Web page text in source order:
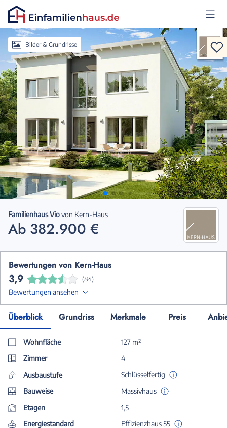
AnmeldenBilder & Grundrisse
Familienhaus Viovon Kern-Haus
Ab 382.900 €
Bewertungen von Kern-Haus
3,9 (84)
Bewertungen ansehen
Überblick Grundriss Merkmale Preis
Wohnfläche
127 m²
Zimmer
4
Ausbaustufe
Schlüsselfertig
Bauweise
Massivhaus
Etagen
1,5
Energiestandard
Effizienzhaus 55